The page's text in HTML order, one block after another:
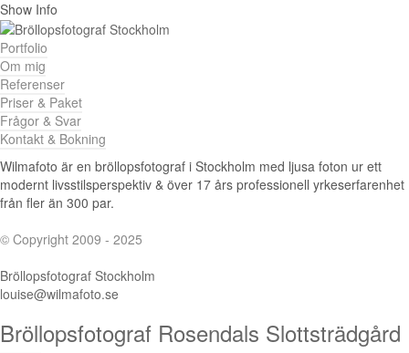
Show Info
Portfolio
Om mig
Referenser
Priser & Paket
Frågor & Svar
Kontakt & Bokning
Wilmafoto är en bröllopsfotograf i Stockholm med ljusa foton ur ett
modernt livsstilsperspektiv & över 17 års professionell yrkeserfarenhet
från fler än 300 par.
© Copyright 2009 - 2025
Bröllopsfotograf Stockholm
louise@wilmafoto.se
Bröllopsfotograf Rosendals Slottsträdgård